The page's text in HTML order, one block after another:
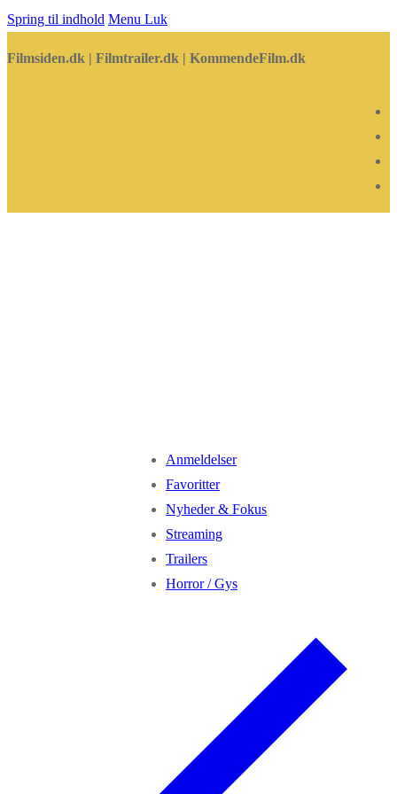
Spring til indhold Menu Luk
Filmsiden.dk | Filmtrailer.dk | KommendeFilm.dk
Anmeldelser
Favoritter
Nyheder & Fokus
Streaming
Trailers
Horror / Gys